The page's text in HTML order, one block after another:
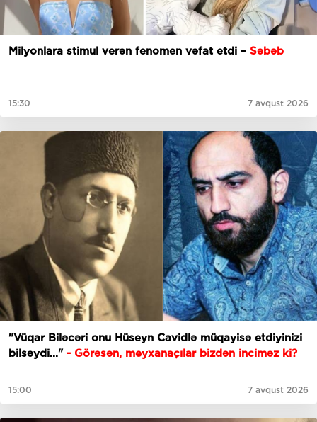
Milyonlara stimul verən fenomen vəfat etdi – Səbəb
15:30 7 avqust 2026
"Vüqar Biləcəri onu Hüseyn Cavidlə müqayisə etdiyinizi
bilsəydi..." - Görəsən, meyxanaçılar bizdən inciməz ki?
15:00 7 avqust 2026